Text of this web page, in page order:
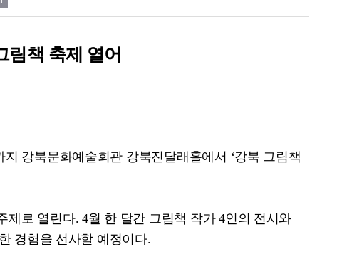
림책 축제 열어
지 강북문화예술회관 강북진달래홀에서 ‘강북 그림책
제로 열린다. 4월 한 달간 그림책 작가4인의 전시와
경험을 선사할 예정이다.